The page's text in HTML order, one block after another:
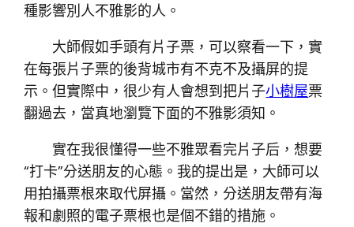
種影響別人不雅影的人。
大師假如手頭有片子票，可以察看一下，實
在每張片子票的後背城市有不克不及攝屏的提
示。但實際中，很少有人會想到把片子小樹屋票
翻過去，當真地瀏覽下面的不雅影須知。
實在我很懂得一些不雅眾看完片子后，想要
“打卡”分送朋友的心態。我的提出是，大師可以
用拍攝票根來取代屏攝。當然，分送朋友帶有海
報和劇照的電子票根也是個不錯的措施。